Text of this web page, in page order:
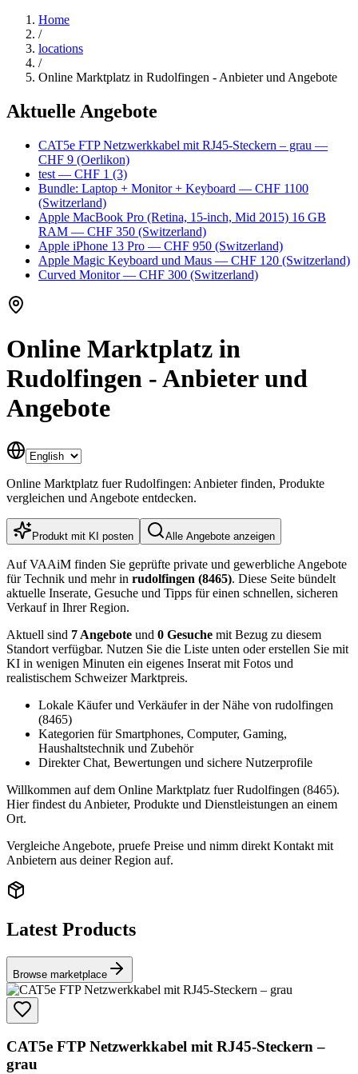
Home
/
locations
/
Online Marktplatz in Rudolfingen - Anbieter und Angebote
Aktuelle Angebote
CAT5e FTP Netzwerkkabel mit RJ45-Steckern – grau —
CHF 9 (Oerlikon)
test — CHF 1 (3)
Bundle: Laptop + Monitor + Keyboard — CHF 1100
(Switzerland)
Apple MacBook Pro (Retina, 15-inch, Mid 2015) 16 GB
RAM — CHF 350 (Switzerland)
Apple iPhone 13 Pro — CHF 950 (Switzerland)
Apple Magic Keyboard und Maus — CHF 120 (Switzerland)
Curved Monitor— CHF 300 (Switzerland)
Online Marktplatz in
Rudolfingen - Anbieter und
Angebote
Online Marktplatz fuer Rudolfingen: Anbieter finden, Produkte
vergleichen und Angebote entdecken.
Produkt mit KI posten Alle Angebote anzeigen
Auf VAAiM finden Sie geprüfte private und gewerbliche Angebote
für Technik und mehr in rudolfingen (8465). Diese Seite bündelt
aktuelle Inserate, Gesuche und Tipps für einen schnellen, sicheren
Verkauf in Ihrer Region.
Aktuell sind 7 Angebote und 0 Gesuche mit Bezug zu diesem
Standort verfügbar. Nutzen Sie die Liste unten oder erstellen Sie mit
KI in wenigen Minuten ein eigenes Inserat mit Fotos und
realistischem Schweizer Marktpreis.
Lokale Käufer und Verkäufer in der Nähe von rudolfingen
(8465)
Kategorien für Smartphones, Computer, Gaming,
Haushaltstechnik und Zubehör
Direkter Chat, Bewertungen und sichere Nutzerprofile
Willkommen auf dem Online Marktplatz fuer Rudolfingen (8465).
Hier findest du Anbieter, Produkte und Dienstleistungen an einem
Ort.
Vergleiche Angebote, pruefe Preise und nimm direkt Kontakt mit
Anbietern aus deiner Region auf.
Latest Products
Browse marketplace
CAT5e FTP Netzwerkkabel mit RJ45-Steckern –
grau